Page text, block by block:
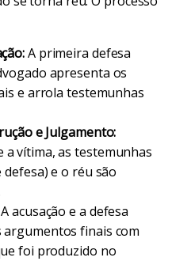
A primeira defesa
apresenta os
e arrola testemunhas
e Julgamento:
a vítima, as testemunhas
defesa) e o réu são
A acusação e a defesa
finais com
foi produzido no